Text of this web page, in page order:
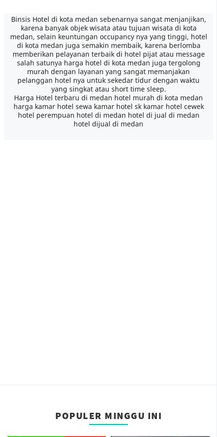
Binsis Hotel di kota medan sebenarnya sangat menjanjikan,
karena banyak objek wisata atau tujuan wisata di kota
medan, selain keuntungan occupancy nya yang tinggi, hotel
di kota medan juga semakin membaik, karena berlomba
memberikan pelayanan terbaik di hotel pijat atau message
salah satunya harga hotel di kota medan juga tergolong
murah dengan layanan yang sangat memanjakan
pelanggan hotel nya untuk sekedar tidur dengan waktu
yang singkat atau short time sleep.
Harga Hotel terbaru di medan hotel murah di kota medan
harga kamar hotel sewa kamar hotel sk kamar hotel cewek
hotel perempuan hotel di medan hotel di jual di medan
hotel dijual di medan
POPULER MINGGU INI